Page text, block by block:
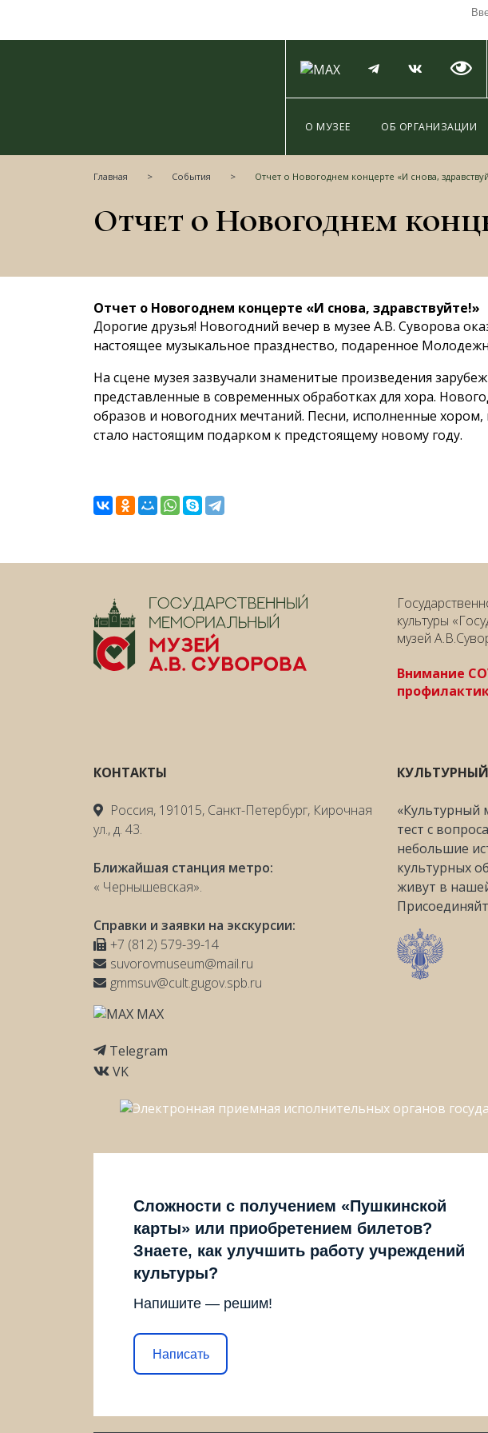
О МУЗЕЕ ОБ ОРГАНИЗАЦИИ
Главная События Отчет о Новогоднем концерте «И снова,
Отчет о Новогоднем концерте «И снова, здравствуйте!»
Дорогие друзья! Новогодний вечер в музее А.В. Суворова
настоящее музыкальное празднество, подаренное
На сцене музея зазвучали знаменитые произведения
представленные в современных обработках для хора.
образов и новогодних мечтаний. Песни, исполненные
стало настоящим подарком к предстоящему новому году.
культуры
музей
Внимание
КОНТАКТЫ
Россия, 191015, Санкт-Петербург, Кирочная
ул., д. 43.
Ближайшая станция метро:
« Чернышевская».
Справки и заявки на экскурсии:
+7 (812) 579-39-14
suvorovmuseum@mail.ru
gmmsuv@cult.gugov.spb.ru
MAX
Telegram
VK
«Культурный
тест с
небольшие
культурных
живут в
Сложности с получением «Пушкинской
карты» или приобретением билетов?
Знаете, как улучшить работу учреждений
культуры?
Напишите — решим!
Написать